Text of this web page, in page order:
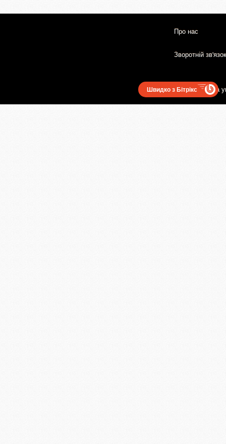
Про нас
Зворотній зв'язок
Користувацька
Швидко з Бітрікс